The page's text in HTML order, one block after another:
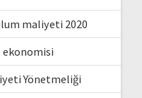
maliyeti 2020
ekonomisi
Yönetmeliği